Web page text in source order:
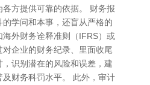
方提供可靠的依据。 财务报
学问和本事，还盲从严格的
外财务诠释准则（IFRS）或
企业的财务纪录、里面收尾
识别潜在的风险和误差，建
财务科罚水平。 此外，审计